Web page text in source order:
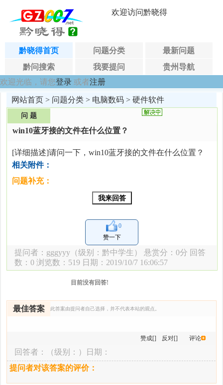
欢迎访问黔晓得
黔晓得首页 问题分类
最新问题
黔问搜索
我要提问
贵州导航
欢迎光临，请您登录 或者注册
网站首页 > 问题分类 > 电脑数码 >硬件软件
问 题
win10蓝牙接的文件在什么位置？
[详细描述]请问一下，win10蓝牙接的文件在什么位置？
相关附件：
问题补充：
0
赞一下
提问者： gggyyy （级别：黔中学生） 悬赏分：0分 回答
数：0 浏览数： 519 日期：2019/10/7 16:06:57
目前没有回答!
最佳答案 此答案由提问者自己选择，并不代表本站的观点。
赞成[] 反对[] 评论
回答者：
（级别：）日期：
提问者对该答案的评价：